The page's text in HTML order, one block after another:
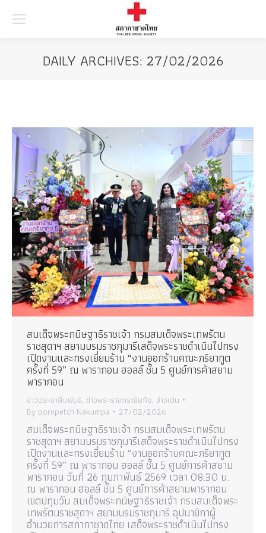
DAILY ARCHIVES: 27/02/2026
สมเด็จพระกนิษฐาธิราชเจ้า กรมสมเด็จพระเทพรัตน
ราชสุดาฯ สยามบรมราชกุมารีเสด็จพระราชดำเนินไปทรง
เปิดงานและทรงเยี่ยมร้าน “งานออกร้านคณะภริยาทูต
ครั้งที่ 59” ณ พารากอน ฮอลล์ ชั้น 5 ศูนย์การค้าสยาม
พารากอน
ข่าวประชาสัมพันธ์, ข่าวพระราชกรณียกิจ, ข่าวเด่น
By pornpetch Nakumpa 27/02/2026
สมเด็จพระกนิษฐาธิราชเจ้า กรมสมเด็จพระเทพรัตน
ราชสุดาฯ สยามบรมราชกุมารีเสด็จพระราชดำเนินไปทรง
เปิดงานและทรงเยี่ยมร้าน “งานออกร้านคณะภริยาทูต
ครั้งที่ 59” ณ พารากอน ฮอลล์ ชั้น 5 ศูนย์การค้าสยาม
พารากอน วันที่ 26 กุมภาพันธ์ 2569 เวลา 08.30 น.
ณ พารากอน ฮอลล์ ชั้น 5 ศูนย์การค้าสยามพารากอน
เขตปทุมวัน สมเด็จพระกนิษฐาธิราชเจ้า กรมสมเด็จพระ
เทพรัตนราชสุดาฯ สยามบรมราชกุมารี อุปนายิกาผู้
อำนวยการสภากาชาดไทย เสด็จพระราชดำเนินไปทรง